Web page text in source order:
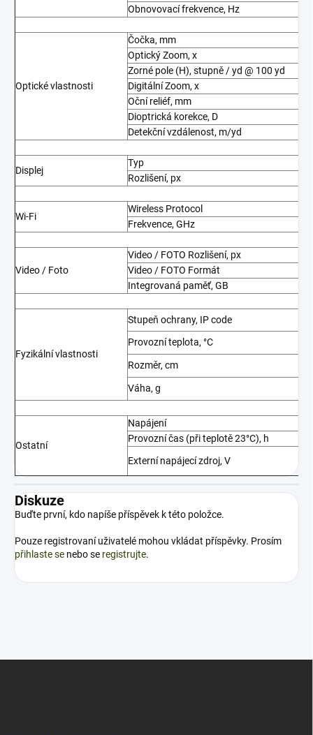
Obnovovací frekvence, Hz
Optické vlastnosti
Čočka, mm
Optický Zoom, x
Zorné pole (H), stupně / yd @ 100 yd
Digitální Zoom, x
Oční reliéf, mm
Dioptrická korekce, D
Detekční vzdálenost, m/yd
Displej
Typ
Rozlišení, px
Wi-Fi
Wireless Protocol
Frekvence, GHz
Video / Foto
Video / FOTO Rozlišení, px
Video / FOTO Formát
Integrovaná paměť, GB
Fyzikální vlastnosti
Stupeň ochrany, IP code
Provozní teplota, °C
Rozměr, cm
Váha, g
Ostatní
Napájení
Provozní čas (při teplotě 23°C), h
Externí napájecí zdroj, V
Diskuze
Buďte první, kdo napíše příspěvek k této položce.
Pouze registrovaní uživatelé mohou vkládat příspěvky. Prosím
přihlaste se nebo se registrujte.